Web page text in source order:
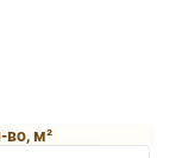
во, м²